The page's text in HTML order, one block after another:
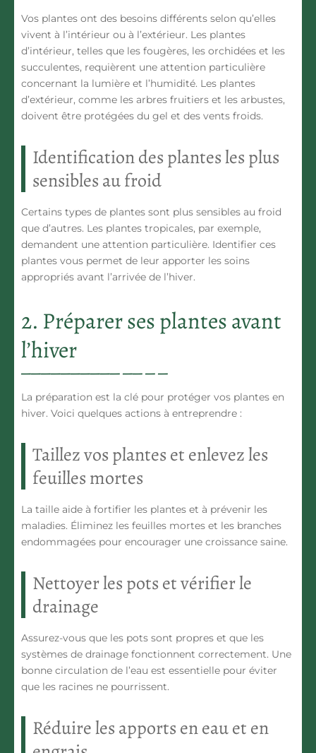
Vos plantes ont des besoins différents selon qu’elles
vivent à l’intérieur ou à l’extérieur. Les plantes
d’intérieur, telles que les fougères, les orchidées et les
succulentes, requièrent une attention particulière
concernant la lumière et l’humidité. Les plantes
d’extérieur, comme les arbres fruitiers et les arbustes,
doivent être protégées du gel et des vents froids.
Identification des plantes les plus
sensibles au froid
Certains types de plantes sont plus sensibles au froid
que d’autres. Les plantes tropicales, par exemple,
demandent une attention particulière. Identifier ces
plantes vous permet de leur apporter les soins
appropriés avant l’arrivée de l’hiver.
2. Préparer ses plantes avant
l’hiver
La préparation est la clé pour protéger vos plantes en
hiver. Voici quelques actions à entreprendre :
Taillez vos plantes et enlevez les
feuilles mortes
La taille aide à fortifier les plantes et à prévenir les
maladies. Éliminez les feuilles mortes et les branches
endommagées pour encourager une croissance saine.
Nettoyer les pots et vérifier le
drainage
Assurez-vous que les pots sont propres et que les
systèmes de drainage fonctionnent correctement. Une
bonne circulation de l’eau est essentielle pour éviter
que les racines ne pourrissent.
Réduire les apports en eau et en